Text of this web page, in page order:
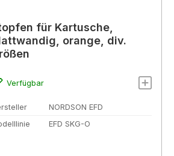
für Kartusche,
orange, div.
Verfügbar
NORDSON EFD
EFD SKG-O